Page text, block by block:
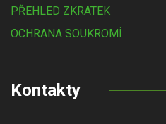
PŘEHLED ZKRATEK
OCHRANA SOUKROMÍ
Kontakty